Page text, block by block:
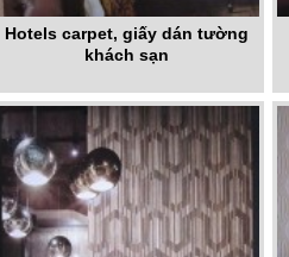
Hotels carpet, giấy dán tường
khách sạn